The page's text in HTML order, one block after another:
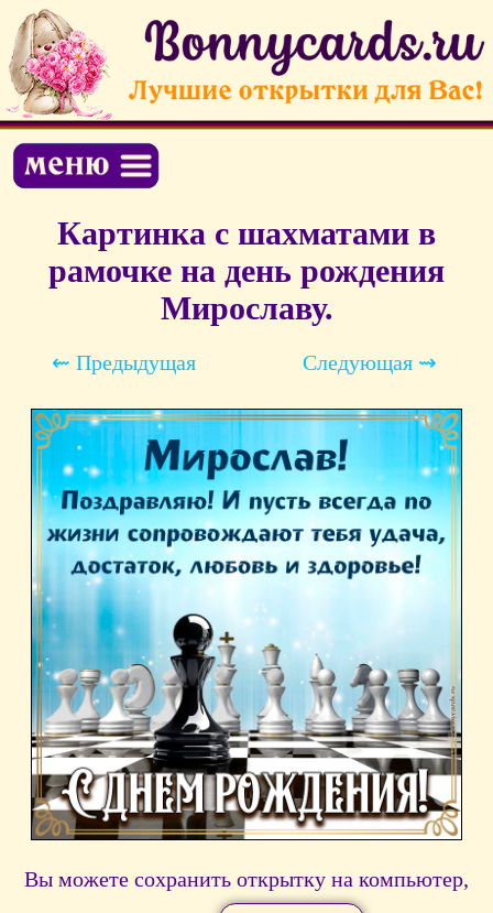
Картинка с шахматами в
рамочке на день рождения
Мирославу.
⇜ Предыдущая Следующая ⇝
Вы можете сохранить открытку на компьютер,